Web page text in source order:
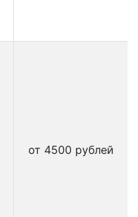
от 4500 рублей